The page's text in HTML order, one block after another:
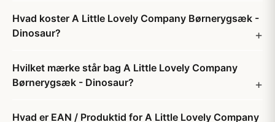
Hvad koster A Little Lovely Company Børnerygsæk -
Dinosaur?
Hvilket mærke står bag A Little Lovely Company
Børnerygsæk - Dinosaur?
Hvad er EAN / Produktid for A Little Lovely Company